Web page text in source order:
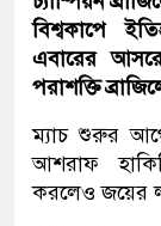
বিশ্বকাপে
এবারের
পরাশক্তি
ম্যাচ শুরুর
আশরাফ
করলেও জয়ের